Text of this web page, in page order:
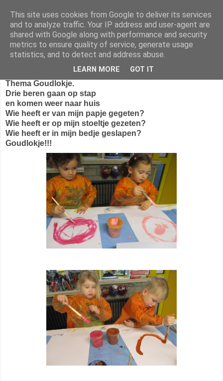
1KB - Juf Marijke
Thema Goudlokje.
Drie beren gaan op stap
en komen weer naar huis
Wie heeft er van mijn papje gegeten?
Wie heeft er op mijn stoeltje gezeten?
Wie heeft er in mijn bedje geslapen?
Goudlokje!!!
This site uses cookies from Google to deliver its services
and to analyze traffic. Your IP address and user-agent are
shared with Google along with performance and security
metrics to ensure quality of service, generate usage
statistics, and to detect and address abuse.
LEARN MORE GOT IT